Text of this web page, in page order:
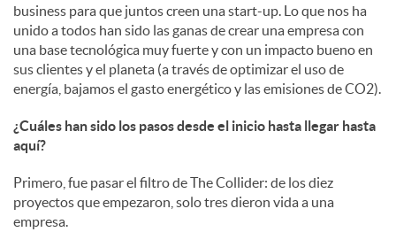
t
e
n
i
business para que juntos creen una start-up. Lo que nos ha
unido a todos han sido las ganas de crear una empresa con
una base tecnológica muy fuerte y con un impacto bueno en
sus clientes y el planeta (a través de optimizar el uso de
energía, bajamos el gasto energético y las emisiones de CO2).
¿Cuáles han sido los pasos desde el inicio hasta llegar hasta
aquí?
Primero, fue pasar el filtro de The Collider: de los diez
proyectos que empezaron, solo tres dieron vida a una
empresa.